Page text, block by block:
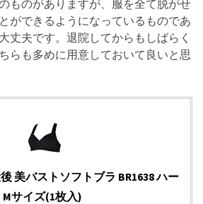
ものがありますが、服を全て脱がせ
ができるようになっているものであ
丈夫です。退院してからもしばらく
らも多めに用意しておいて良いと思
美バストソフトブラ BR1638 ハー
サイズ(1枚入)